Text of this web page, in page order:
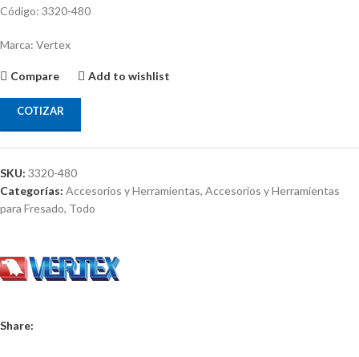
Código: 3320-480
Marca: Vertex
Compare Add to wishlist
COTIZAR
SKU: 3320-480
Categorías: Accesorios y Herramientas, Accesorios y Herramientas
para Fresado, Todo
Share: